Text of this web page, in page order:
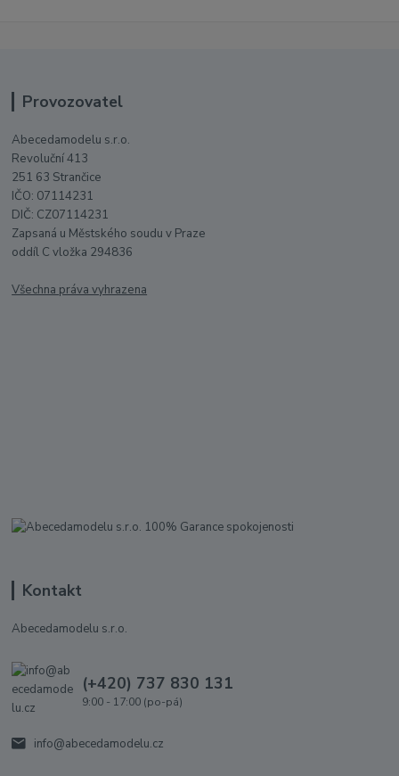
Provozovatel
Abecedamodelu s.r.o.
Revoluční 413
251 63 Strančice
IČO: 07114231
DIČ: CZ07114231
Zapsaná u Městského soudu v Praze
oddíl C vložka 294836
Všechna práva vyhrazena
Kontakt
Abecedamodelu s.r.o.
(+420) 737 830 131
9:00 - 17:00 (po-pá)
info@abecedamodelu.cz